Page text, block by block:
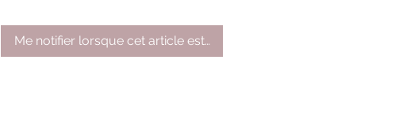
Me notifier lorsque cet article est disponible